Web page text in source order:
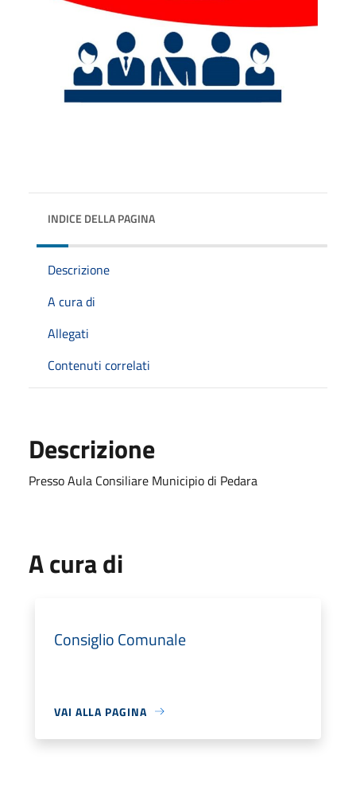
INDICE DELLA PAGINA
Descrizione
A cura di
Allegati
Contenuti correlati
Descrizione
Presso Aula Consiliare Municipio di Pedara
A cura di
Consiglio Comunale
VAI ALLA PAGINA